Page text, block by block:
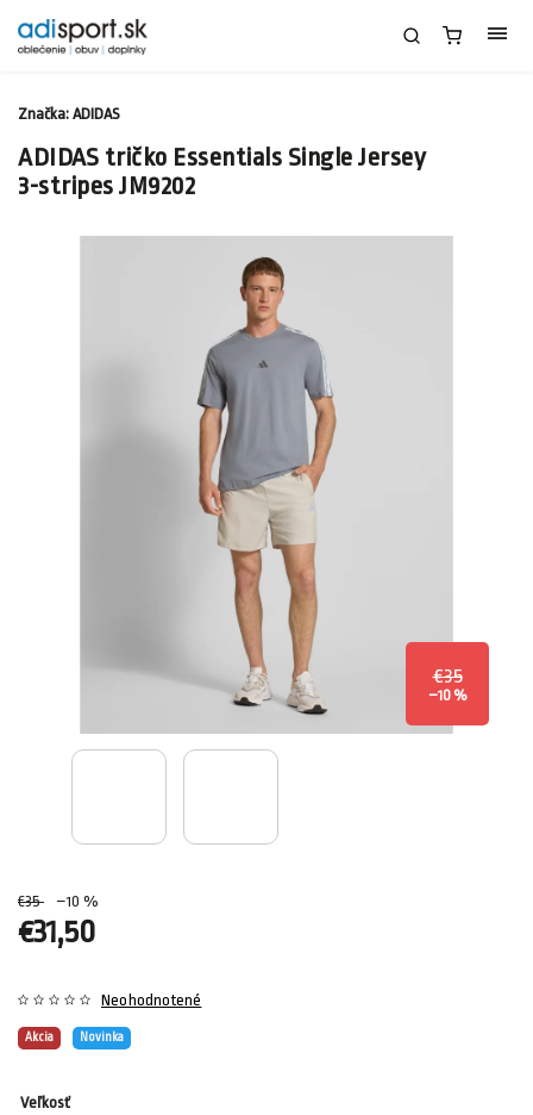
ADIDAS tričko Essentials Single Jersey
3-stripes JM9202
€35
–10 %
€35 –10 %
€31,50
Akcia Novinka
Neohodnotené
Značka: ADIDAS
Veľkosť